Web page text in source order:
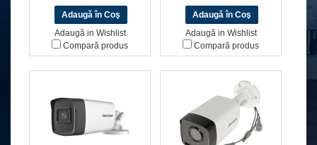
Adaugă in Wishlist
Compară produs
Adaugă in Wishlist
Compară produs